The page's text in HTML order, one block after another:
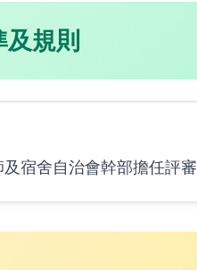
規則
宿舍自治會幹部擔任評審